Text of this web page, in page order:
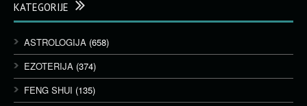
KATEGORIJE
ASTROLOGIJA (658)
EZOTERIJA (374)
FENG SHUI (135)